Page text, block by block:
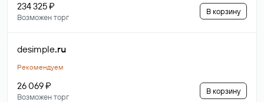
234 325 ₽
Возможен торг
В корзину
desimple.ru
Рекомендуем
26 069 ₽
Возможен торг
В корзину